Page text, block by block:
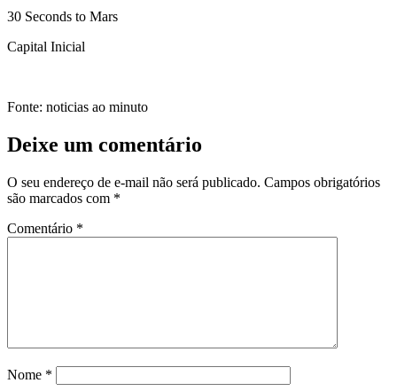
30 Seconds to Mars
Capital Inicial
Fonte: noticias ao minuto
Deixe um comentário
O seu endereço de e-mail não será publicado. Campos obrigatórios
são marcados com *
Comentário *
Nome *